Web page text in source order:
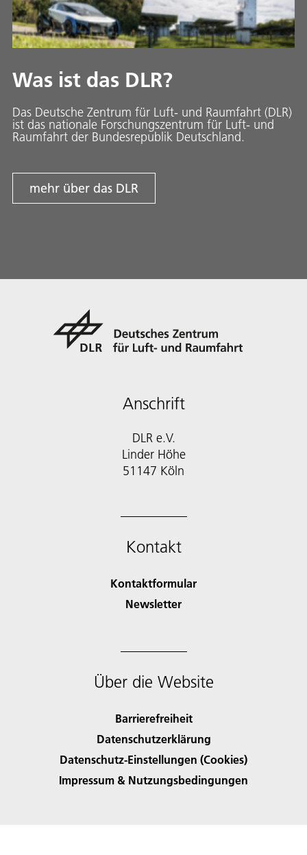
Was ist das DLR?
Das Deutsche Zentrum für Luft- und Raumfahrt (DLR)
ist das nationale Forschungszentrum für Luft- und
Raumfahrt der Bundesrepublik Deutschland.
mehr über das DLR
Anschrift
DLR e.V.
Linder Höhe
51147 Köln
Kontakt
Kontaktformular
Newsletter
Über die Website
Barrierefreiheit
Datenschutzerklärung
Datenschutz-Einstellungen (Cookies)
Impressum & Nutzungsbedingungen